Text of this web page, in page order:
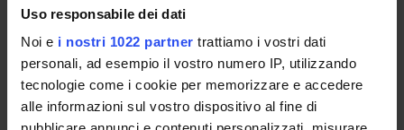
Uso responsabile dei dati
Noi e i nostri 1022 partner trattiamo i vostri dati
personali, ad esempio il vostro numero IP, utilizzando
tecnologie come i cookie per memorizzare e accedere
alle informazioni sul vostro dispositivo al fine di
Antonio Fiaschi
Mirta Fiorio
Professore ordinario
Michele Tinazzi